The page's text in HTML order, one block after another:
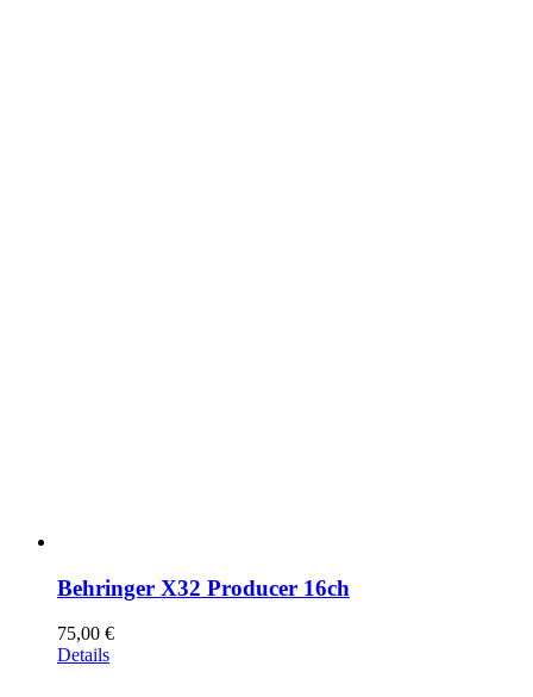
Behringer X32 Producer 16ch
75,00 €
Details